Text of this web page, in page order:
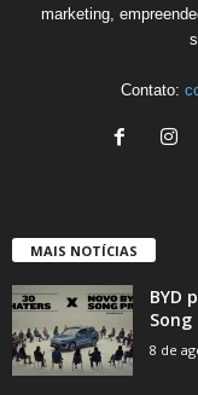
marketing,
Contato:
MAIS NOTÍCIAS
BYD
Song
8 de